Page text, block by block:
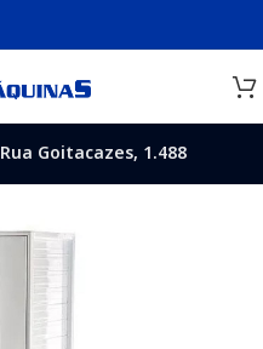
Rua Goitacazes, 1.488